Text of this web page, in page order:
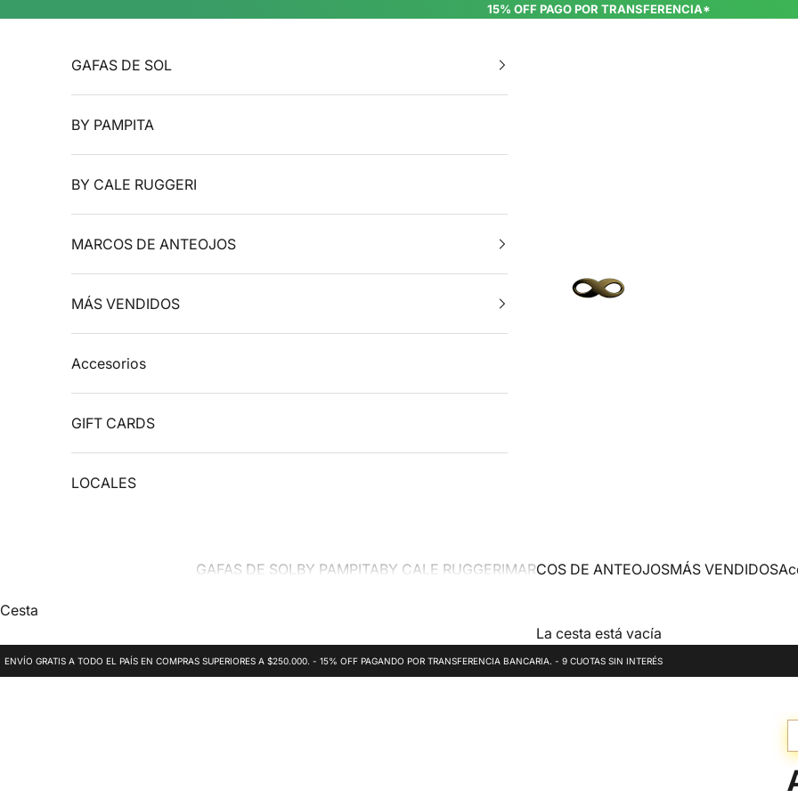
15% OFF PAGO POR TRANSFERENCIA*
INFINIT EYEWEAR
GAFAS DE SOL BY PAMPITABY CALE RUGGERIMARCOS DE ANTEOJOSMÁS VENDIDOS
GAFAS DE SOL
BY PAMPITA
BY CALE RUGGERI
MARCOS DE ANTEOJOS
MÁS VENDIDOS
Accesorios
GIFT CARDS
LOCALES
Cesta
La cesta está vacía
ENVÍO GRATIS A TODO EL PAÍS EN COMPRAS SUPERIORES A $250.000. - 15% OFF PAGANDO POR TRANSFERENCIA BANCARIA. - 9 CUOTAS SIN INTERÉS